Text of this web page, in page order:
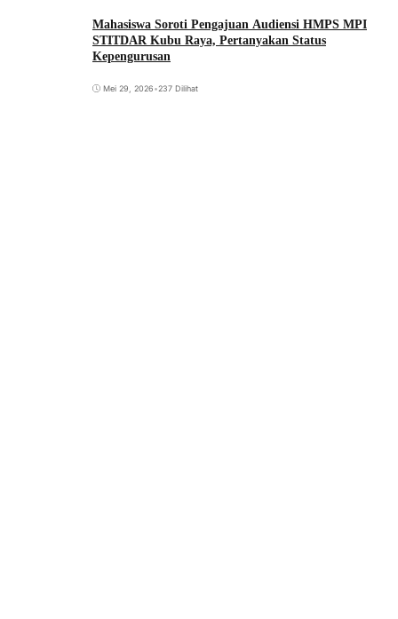
Mahasiswa Soroti Pengajuan Audiensi HMPS MPI
STITDAR Kubu Raya, Pertanyakan Status
Kepengurusan
Mei 29, 2026•237 Dilihat